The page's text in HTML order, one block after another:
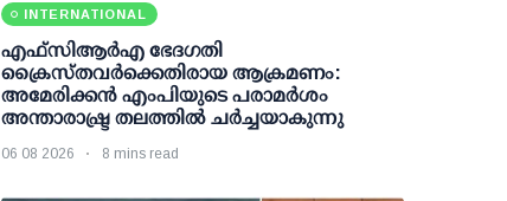
INTERNATIONAL
എഫ്‌സി‌ആര്‍‌എ ഭേദഗതി
ക്രൈസ്തവർക്കെതിരായ ആക്രമണം:
അമേരിക്കൻ എംപിയുടെ പരാമർശം
അന്താരാഷ്ട്ര തലത്തിൽ ചർച്ചയാകുന്നു
06 08 2026 8 mins read